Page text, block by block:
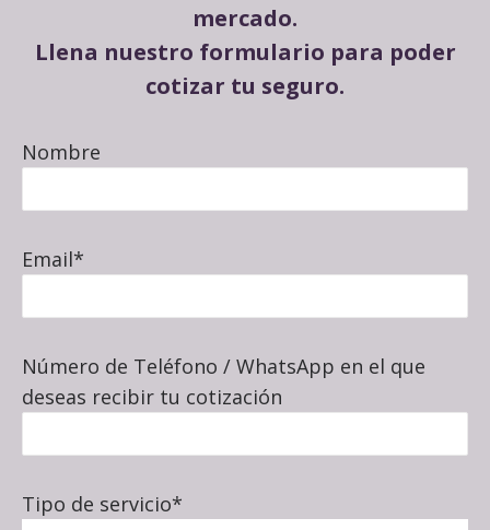
mercado.
Llena nuestro formulario para poder
cotizar tu seguro.
Nombre
Email*
Número de Teléfono / WhatsApp en el que
deseas recibir tu cotización
Tipo de servicio*